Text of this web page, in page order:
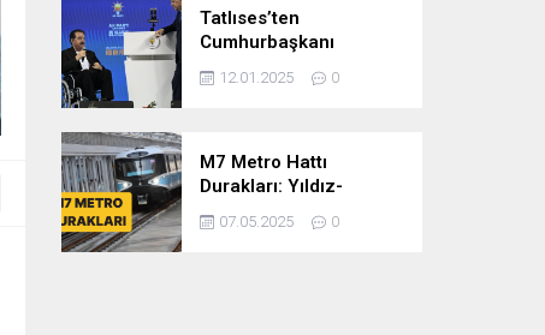
Tatlıses’ten
Cumhurbaşkanı
Erdoğan’a: Önümüzdeki
dönem
12.01.2025 0
M7 Metro Hattı
Durakları: Yıldız-
Mahmutbey Metro Hattı
Güzergahı ve Sefer
07.05.2025 0